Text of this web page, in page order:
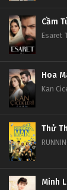
Cầm
Esaret
Hoa
Kan
Thử
Minh